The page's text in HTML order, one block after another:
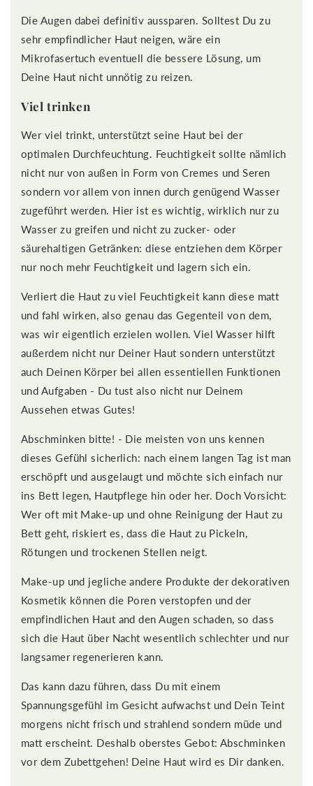
Die Augen dabei definitiv aussparen. Solltest Du zu
sehr empfindlicher Haut neigen, wäre ein
Mikrofasertuch eventuell die bessere Lösung, um
Deine Haut nicht unnötig zu reizen.
Viel trinken
Wer viel trinkt, unterstützt seine Haut bei der
optimalen Durchfeuchtung. Feuchtigkeit sollte nämlich
nicht nur von außen in Form von Cremes und Seren
sondern vor allem von innen durch genügend Wasser
zugeführt werden. Hier ist es wichtig, wirklich nur zu
Wasser zu greifen und nicht zu zucker- oder
säurehaltigen Getränken: diese entziehen dem Körper
nur noch mehr Feuchtigkeit und lagern sich ein.
Verliert die Haut zu viel Feuchtigkeit kann diese matt
und fahl wirken, also genau das Gegenteil von dem,
was wir eigentlich erzielen wollen. Viel Wasser hilft
außerdem nicht nur Deiner Haut sondern unterstützt
auch Deinen Körper bei allen essentiellen Funktionen
und Aufgaben - Du tust also nicht nur Deinem
Aussehen etwas Gutes!
Abschminken bitte! - Die meisten von uns kennen
dieses Gefühl sicherlich: nach einem langen Tag ist man
erschöpft und ausgelaugt und möchte sich einfach nur
ins Bett legen, Hautpflege hin oder her. Doch Vorsicht:
Wer oft mit Make-up und ohne Reinigung der Haut zu
Bett geht, riskiert es, dass die Haut zu Pickeln,
Rötungen und trockenen Stellen neigt.
Make-up und jegliche andere Produkte der dekorativen
Kosmetik können die Poren verstopfen und der
empfindlichen Haut and den Augen schaden, so dass
sich die Haut über Nacht wesentlich schlechter und nur
langsamer regenerieren kann.
Das kann dazu führen, dass Du mit einem
Spannungsgefühl im Gesicht aufwachst und Dein Teint
morgens nicht frisch und strahlend sondern müde und
matt erscheint. Deshalb oberstes Gebot: Abschminken
vor dem Zubettgehen! Deine Haut wird es Dir danken.